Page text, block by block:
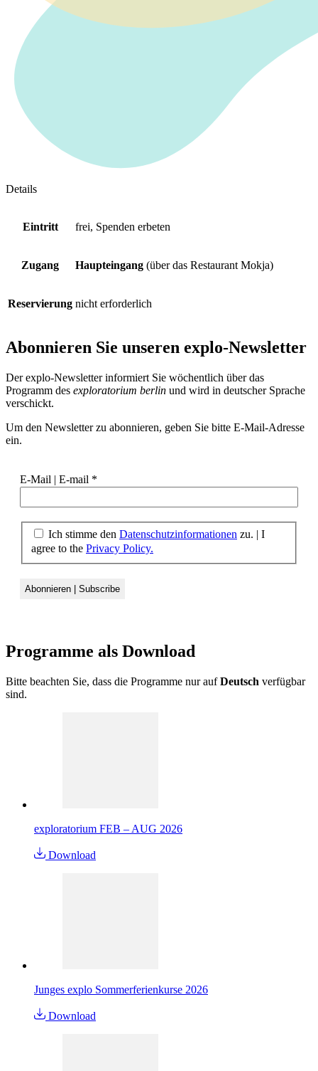
Details
Eintritt frei, Spenden erbeten
Zugang Haupteingang (über das Restaurant Mokja)
Reservierung nicht erforderlich
Abonnieren Sie unseren explo-Newsletter
Der explo-Newsletter informiert Sie wöchentlich über das
Programm des exploratorium berlin und wird in deutscher Sprache
verschickt.
Um den Newsletter zu abonnieren, geben Sie bitte E-Mail-Adresse
ein.
E-Mail | E-mail *
Ich stimme den Datenschutzinformationen zu. | I
agree to the Privacy Policy.
Programme als Download
Bitte beachten Sie, dass die Programme nur aufDeutsch verfügbar
sind.
exploratorium FEB – AUG 2026
Download
Junges explo Sommerferienkurse 2026
Download